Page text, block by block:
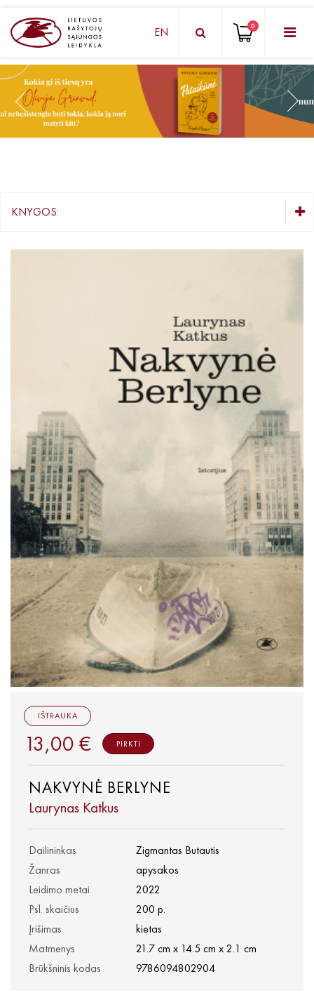
KNYGŲ DĖŽUTĖ - STAIGMENA
Grožinė literatūra
EN 0
KNYGOS:
Apsakymai, novelės
Pirmoji knyga (PK)
Lietuvių literatūros lobynas. XX amžius
Knygos vaikams ir paaugliams
Negrožinė literatūra
El. knygos
Audioknygos
Knygos su autografais
KNYGOS PIGIAU
Išparduota
NAKVYNĖ BERLYNE
Laurynas Katkus
Dailininkas
Zigmantas Butautis
Žanras
apysakos
Leidimo metai
2022
Psl. skaičius
200 p.
Įrišimas
kietas
Matmenys
21.7 cm x 14.5 cm x 2.1 cm
Brūkšninis kodas
9786094802904
IŠTRAUKA
13,00 € PIRKTI